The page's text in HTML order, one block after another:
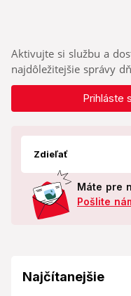
Aktivujte si službu a
najdôležitejšie správy
Prihláste
Zdieľať
Máte pre
Pošlite
Najčítanejšie